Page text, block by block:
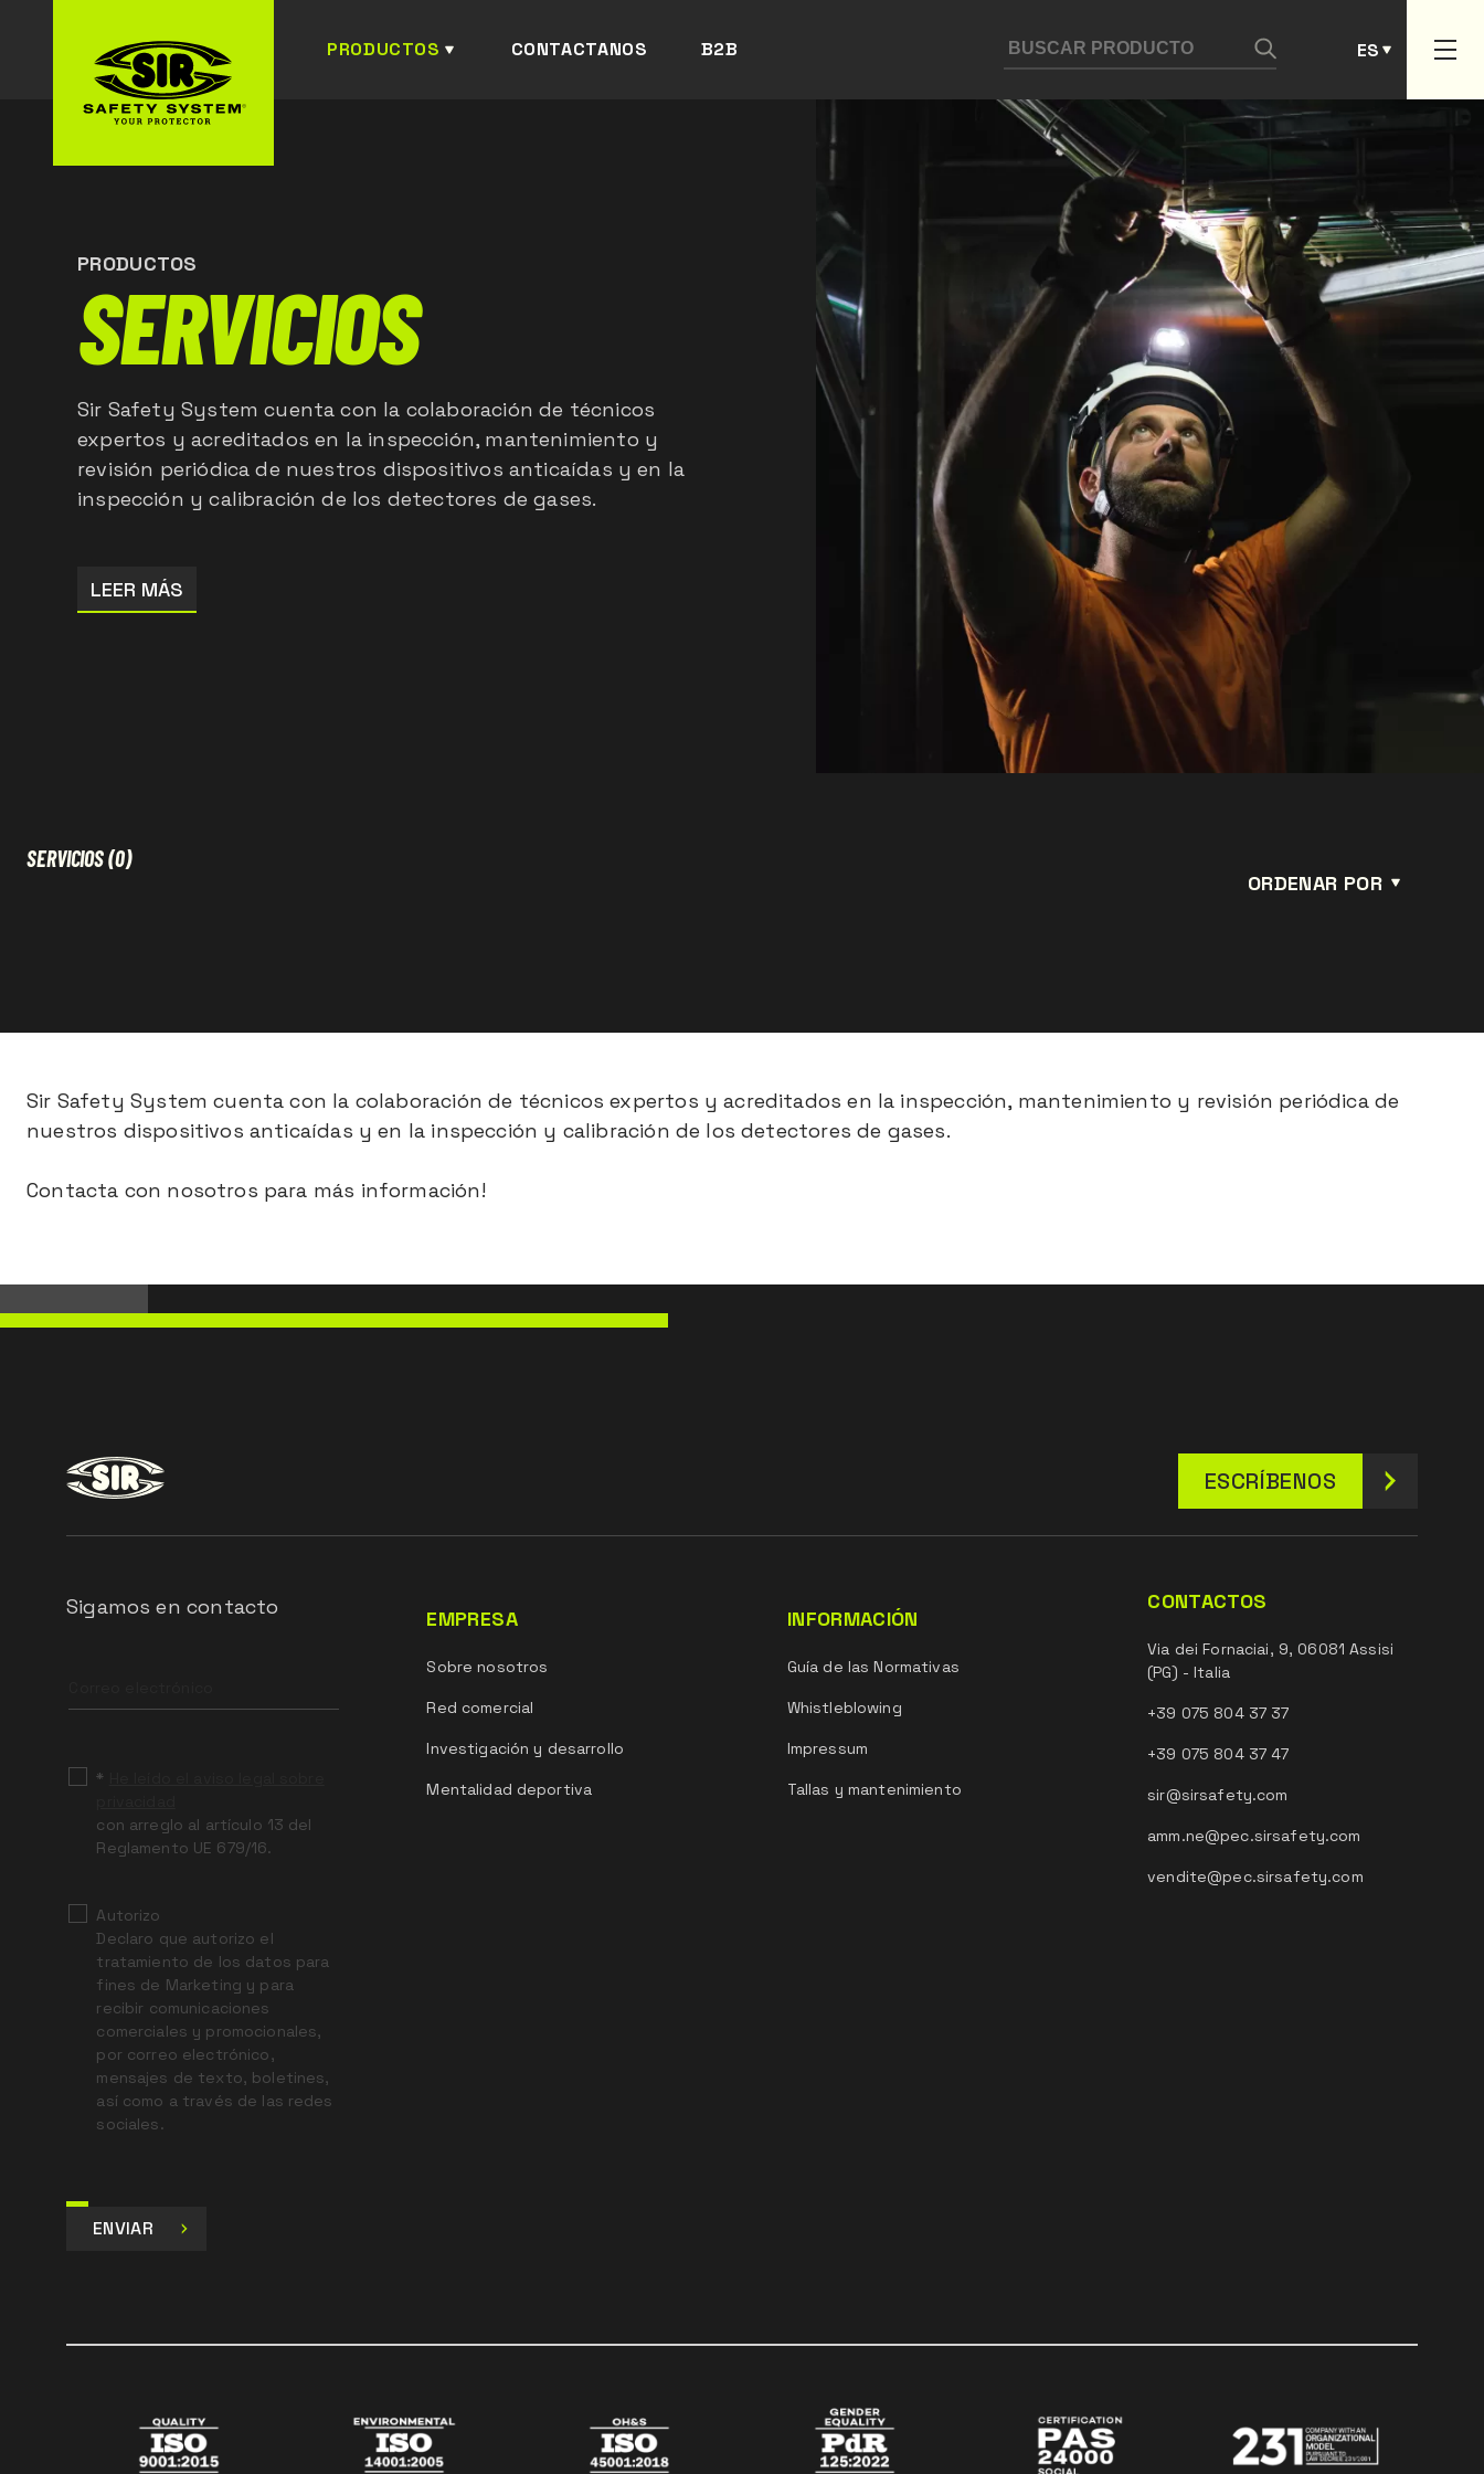
PRODUCTOS CONTACTANOS B2B ES
PRODUCTOS
SERVICIOS
Sir Safety System cuenta con la colaboración de técnicos
expertos y acreditados en la inspección, mantenimiento y
revisión periódica de nuestros dispositivos anticaídas y en la
inspección y calibración de los detectores de gases.
LEER MÁS
SERVICIOS(0)
ORDENAR POR
Sir Safety System cuenta con la colaboración de técnicos expertos y acreditados en la inspección, mantenimiento y revisión periódica de
nuestros dispositivos anticaídas y en la inspección y calibración de los detectores de gases.
Contacta con nosotros para más información!
ESCRÍBENOS
Sigamos en contacto
field
*
con arreglo al artículo 13 del
Reglamento UE 679/16.
Autorizo
Declaro que autorizo el
tratamiento de los datos para
fines de Marketing y para
recibir comunicaciones
comerciales y promocionales,
por correo electrónico,
mensajes de texto, boletines,
así como a través de las redes
sociales.
ENVIAR
EMPRESA
Sobre nosotros
Red comercial
Investigación y desarrollo
Mentalidad deportiva
INFORMACIÓN
Guía de las Normativas
Whistleblowing
Impressum
Tallas y mantenimiento
CONTACTOS
Via dei Fornaciai, 9, 06081 Assisi
(PG) - Italia
+39 075 804 37 37
+39 075 804 37 47
sir@sirsafety.com
amm.ne@pec.sirsafety.com
vendite@pec.sirsafety.com